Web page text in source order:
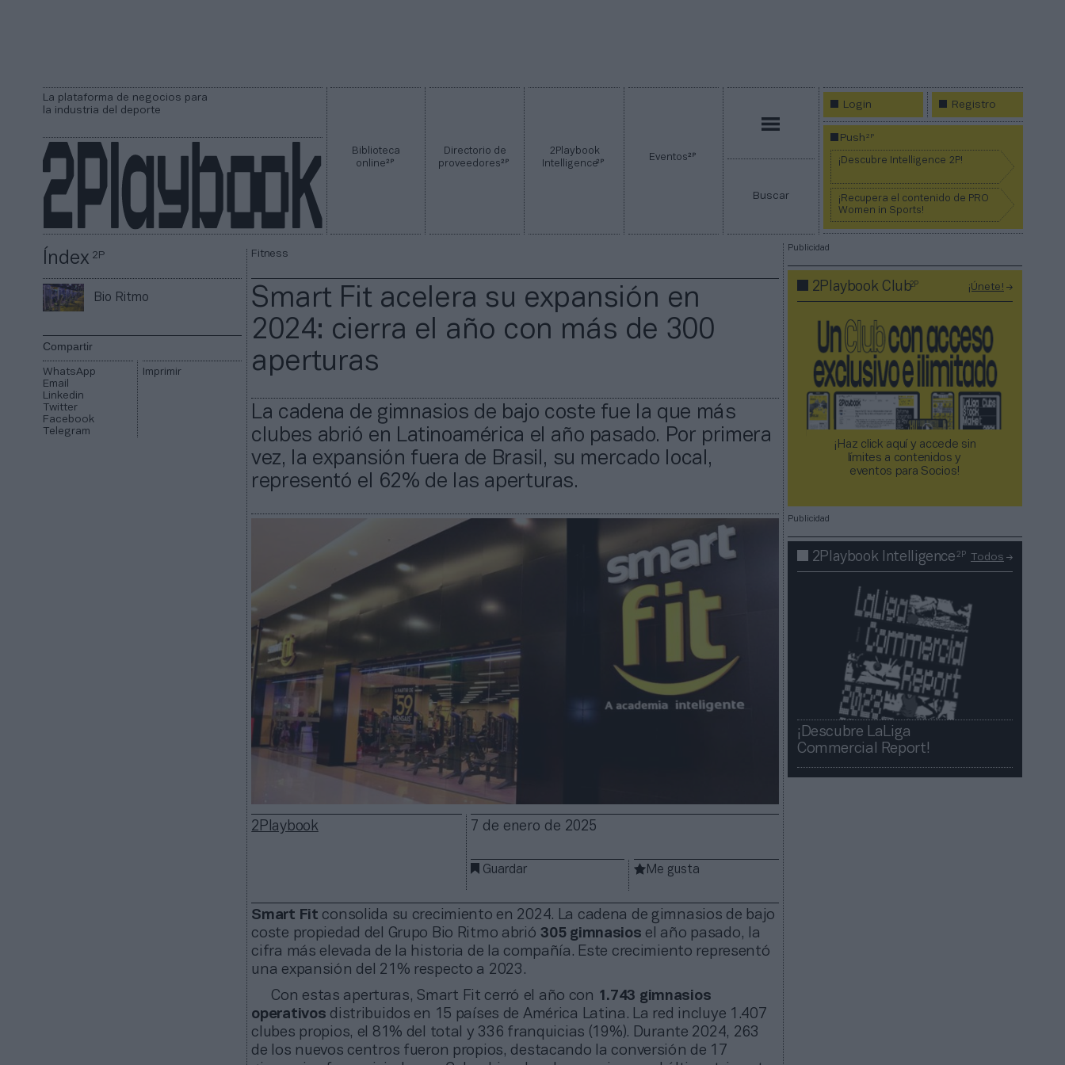
La plataforma de negocios para
la industria del deporte
Biblioteca
online2P
Directorio de
proveedores2P
2Playbook
Intelligence2P Eventos2P
Buscar
Login Registro
Push2P
¡Descubre Intelligence 2P!
¡Recupera el contenido de PRO
Women in Sports!
Índex2P
Bio Ritmo
Compartir
WhatsApp
Email
Linkedin
Twitter
Facebook
Telegram
Imprimir
Fitness
Smart Fit acelera su expansión en
2024: cierra el año con más de 300
aperturas
La cadena de gimnasios de bajo coste fue la que más
clubes abrió en Latinoamérica el año pasado. Por primera
vez, la expansión fuera de Brasil, su mercado local,
representó el 62% de las aperturas.
2Playbook 7 de enero de 2025
Guardar Me gusta
Smart Fit consolida su crecimiento en 2024. La cadena de gimnasios de bajo
coste propiedad del Grupo Bio Ritmo abrió305 gimnasios el año pasado, la
cifra más elevada de la historia de la compañía. Este crecimiento representó
una expansión del 21% respecto a 2023.
Con estas aperturas, Smart Fit cerró el año con 1.743 gimnasios
operativos distribuidos en 15 países de América Latina. La red incluye 1.407
clubes propios, el 81% del total y 336 franquicias (19%). Durante 2024, 263
de los nuevos centros fueron propios, destacando la conversión de 17
Publicidad
2Playbook Club2P ¡Únete!
¡Haz click aquí y accede sin
límites a contenidos y
eventos para Socios!​​​​​​​
Publicidad
2Playbook Intelligence2P Todos
¡Descubre LaLiga
Commercial Report!​​